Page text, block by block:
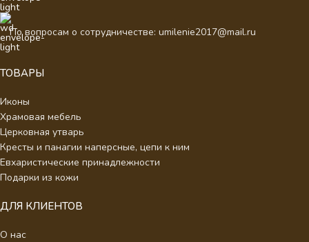
По вопросам о сотрудничестве: umilenie2017@mail.ru
ТОВАРЫ
Иконы
Храмовая мебель
Церковная утварь
Кресты и панагии наперсные, цепи к ним
Евхаристические принадлежности
Подарки из кожи
ДЛЯ КЛИЕНТОВ
О нас